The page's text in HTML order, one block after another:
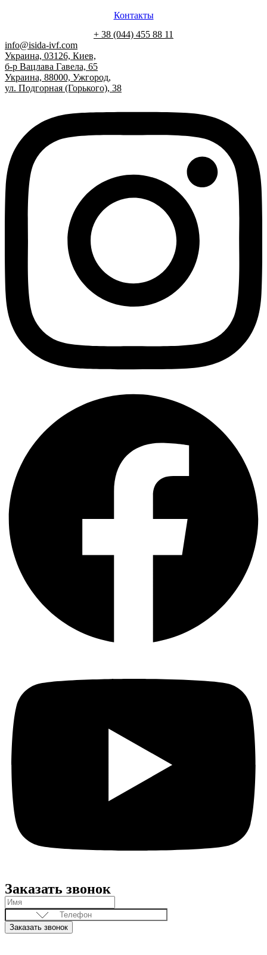
Контакты
+ 38 (044) 455 88 11
info@isida-ivf.com
Украина, 03126, Киев,
б-р Вацлава Гавела, 65
Украина, 88000, Ужгород,
ул. Подгорная (Горького), 38
Заказать звонок
Заказать звонок